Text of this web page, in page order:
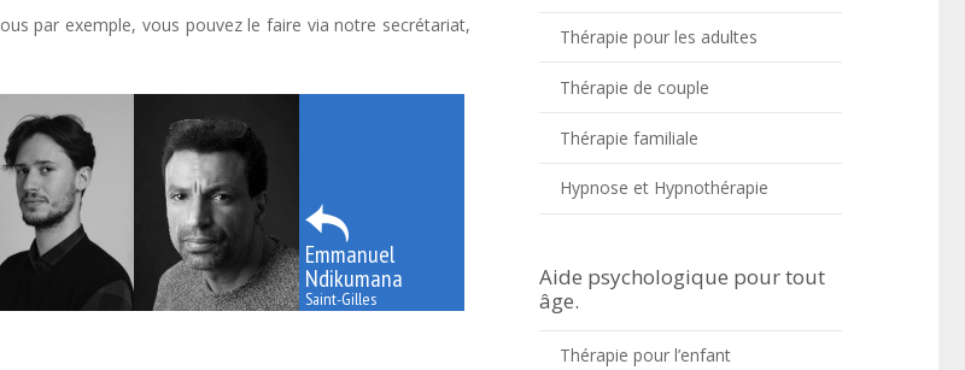
par exemple, vous pouvez le faire via notre secrétariat,
Emmanuel
Ndikumana
Saint-Gilles
Thérapie pour les adultes
Thérapie de couple
Thérapie familiale
Hypnose et Hypnothérapie
Aide psychologique pour tout
âge.
Thérapie pour l’enfant